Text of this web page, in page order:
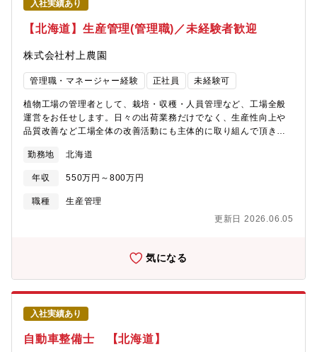
入社実績あり
【北海道】生産管理(管理職)／未経験者歓迎
株式会社村上農園
管理職・マネージャー経験 正社員 未経験可
植物工場の管理者として、栽培・収穫・人員管理など、工場全般
運営をお任せします。日々の出荷業務だけでなく、生産性向上や
品質改善など工場全体の改善活動にも主体的に取り組んで頂きま
種改善活動・苗の観察と記録・資材の在庫管理、発注業務・社内
会議（他拠点の担当者と定期的に行っています）■当社の強み当社
はITを活用した「植物工場」を全国に12カ所持つほか、5カ所の営
業所、東西2カ所の物流センターを有し、新鮮で美味しい野菜をお
導入し、マーケットを創ってきた会社であり、発芽野菜の需要は
に宮城県大郷町に、2025年には北海道伊達市に新センターが稼働
しました。今後は、海外企業との業務提携やライセンスビジネス
など、積極的な事業展開を実施します。2040年には、売上1,000
億円、世界一の野菜メーカーを本気で目指しています。
勤務地 北海道
年収 550万円～800万円
職種
生産管理
更新日 2026.06.05
気になる
入社実績あり
自動車整備士 【北海道】